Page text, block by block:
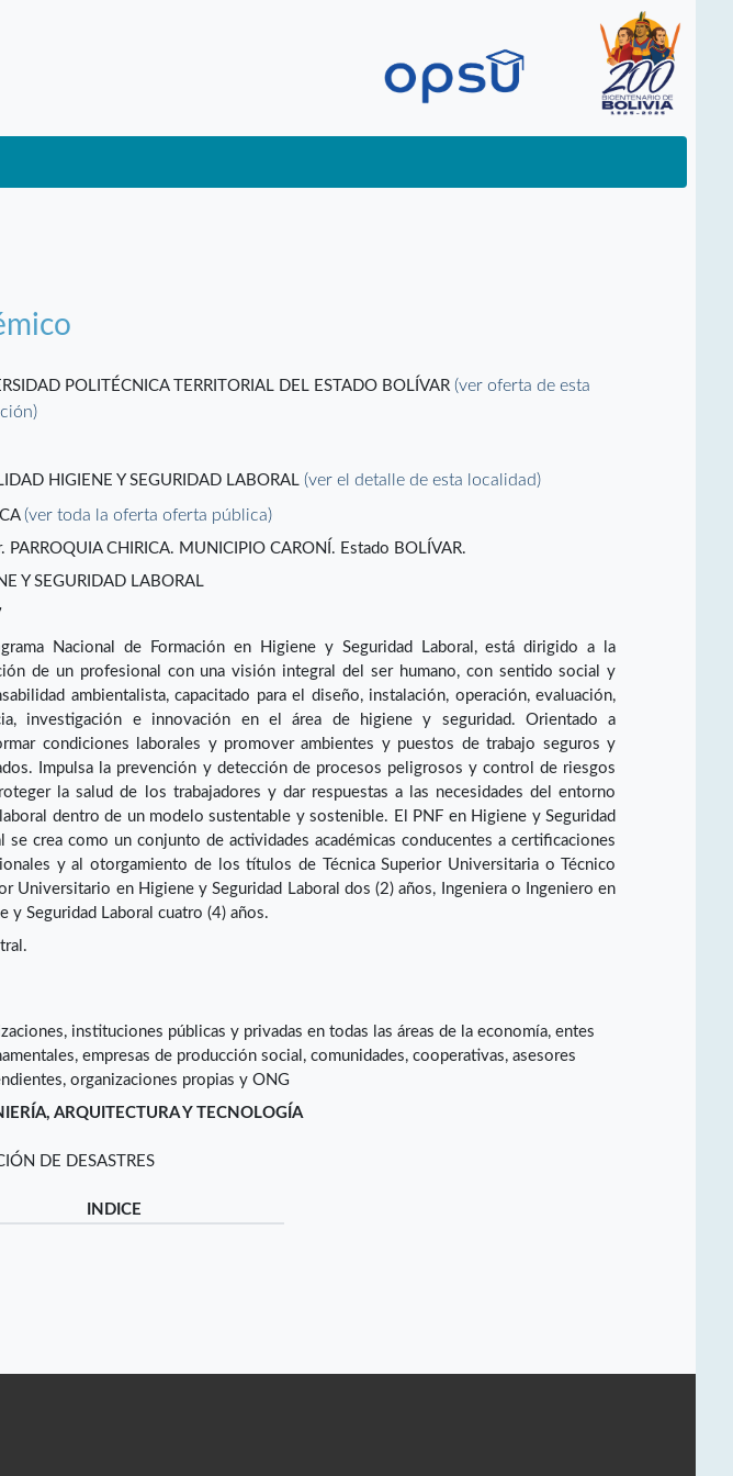
POLITÉCNICA TERRITORIAL DEL ESTADO BOLÍVAR(ver oferta de esta
HIGIENE Y SEGURIDAD LABORAL(ver el detalle de esta localidad)
(ver toda la oferta oferta pública)
PARROQUIA CHIRICA. MUNICIPIO CARONÍ. Estado BOLÍVAR.
Y SEGURIDAD LABORAL
Nacional de Formación en Higiene y Seguridad Laboral, está dirigido a la
de un profesional con una visión integral del ser humano, con sentido social y
ambientalista, capacitado para el diseño, instalación, operación, evaluación,
investigación e innovación en el área de higiene y seguridad. Orientado a
condiciones laborales y promover ambientes y puestos de trabajo seguros y
Impulsa la prevención y detección de procesos peligrosos y control de riesgos
la salud de los trabajadores y dar respuestas a las necesidades del entorno
dentro de un modelo sustentable y sostenible. El PNF en Higiene y Seguridad
se crea como un conjunto de actividades académicas conducentes a certificaciones
y al otorgamiento de los títulos de Técnica Superior Universitaria o Técnico
Universitario en Higiene y Seguridad Laboral dos (2) años, Ingeniera o Ingeniero en
y Seguridad Laboral cuatro (4) años.
instituciones públicas y privadas en todas las áreas de la economía, entes
empresas de producción social, comunidades, cooperativas, asesores
organizaciones propias y ONG
ARQUITECTURA Y TECNOLOGÍA
DE DESASTRES
INDICE